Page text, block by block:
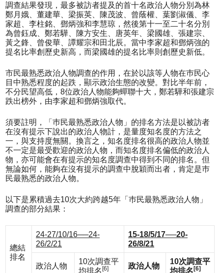
調查結果發現，最多被訪者提及的首十名政治人物分別為林
鄭月娥、董建華、梁振英、陳茂波、曾蔭權、葉劉淑儀、李
家超、李柱銘、鄧炳強和李慧琼，然後第十一至二十名分別
為曾鈺成、鄭若驊、陳方安生、唐英年、梁國雄、張建宗、
黃之鋒、曾俊華、譚耀宗和田北辰。當中李家超和鄧炳強的
提名比率創歷史新高，而梁國雄的提名比率則創歷史新低。
市民最熟悉政治人物調查的作用，在於以該等人物在巿民心
目中熟悉程度的起跌，顯示政治生態的改變。對比半年前，
不分民望高低，8位政治人物能夠蟬聯十大，鄭若驊和張建宗
跌出榜外，由李家超和鄧炳強取代。
須要註明，「巿民最熟悉政治人物」的排名方法是以被訪者
在沒有提示下說出的政治人物計，是量度知名度的方法之
一，與支持度無關。換言之，知名度排名很高的政治人物並
不一定是最受歡迎的政治人物，而知名度排名偏低的政治人
物，亦可能會在有提示的知名度調查中得到不同的排名。但
無論如何，能夠在沒有提示的調查中脫穎而出者，肯定是巿
民最熟悉的政治人物。
以下是累積過去10次大約跨越5年「巿民最熟悉政治人物」
調查的部分結果：
總結
排名
24-27/10/16──24-
26/2/21
15-18/5/17──20-
26/8/21
政治人物
10次調查平
均排名 [6] 政治人物
10次調查平
均排名 [6]